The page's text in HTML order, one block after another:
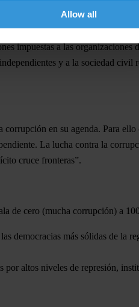
Allow all
los grupos vulnerables. La
con escasos alimentos,
impuestas a las
y a la sociedad civil
en su agenda. Para ello
La lucha contra la
cruce fronteras”.
de cero (mucha corrupción) a
democracias más sólidas de la
por altos niveles de represión,